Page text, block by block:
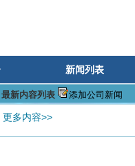
新闻列表
最新内容列表 添加公司新闻
更多内容>>